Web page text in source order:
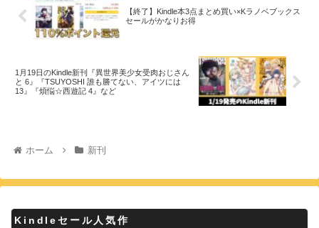
【終了】Kindle本3点まとめ買い×Kラノベブックス
セールがかなりお得
1月19日のKindle新刊『異世界美少女受肉おじさん
と 6』『TSUYOSHI 誰も勝てない、アイツには
13』『煩悩☆西遊記 4』など
ホーム 新刊
Kindleセール人気作